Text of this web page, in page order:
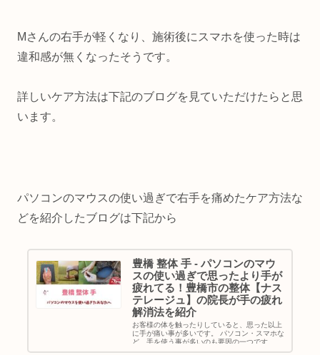
Mさんの右手が軽くなり、施術後にスマホを使った時は
違和感が無くなったそうです。
詳しいケア方法は下記のブログを見ていただけたらと思
います。
パソコンのマウスの使い過ぎで右手を痛めたケア方法な
どを紹介したブログは下記から
豊橋 整体 手 - パソコンのマウ
スの使い過ぎで思ったより手が
疲れてる！豊橋市の整体【ナス
テレージュ】の院長が手の疲れ
解消法を紹介
お客様の体を触ったりしていると、思った以上
に手が痛い事が多いです。 パソコン・スマホな
ど、手を使う事が多いのも要因の一つです。 そ
こで、手の疲れ解消法をブログでまとめまし